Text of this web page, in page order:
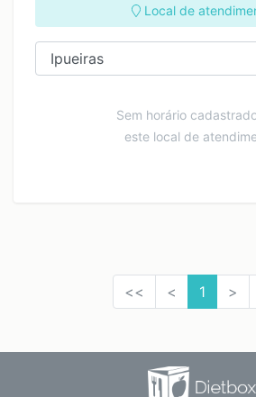
Local de
Sem horário
este local de
<< < 1 >